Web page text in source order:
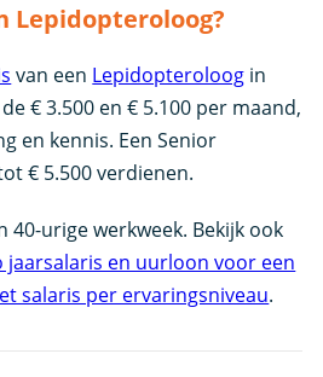
Lepidopteroloog?
van een Lepidopteroloog in
€ 3.500 en € 5.100 per maand,
en kennis. Een Senior
€ 5.500 verdienen.
40-urige werkweek. Bekijk ook
en uurloon voor een
salaris per ervaringsniveau.